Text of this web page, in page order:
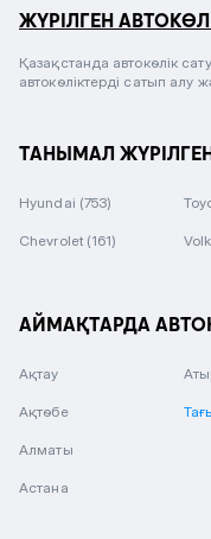
ЖҮРІЛГЕН
Қазақстанда автокөлік
автокөліктерді сатып алу
ТАНЫМАЛ
Hyundai (753)
Chevrolet (161)
АЙМАҚТАРДА
Ақтау
Ақтөбе
Алматы
Астана